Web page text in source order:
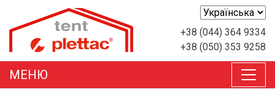
+38 (044) 364 9334
+38 (050) 353 9258
MEНЮ